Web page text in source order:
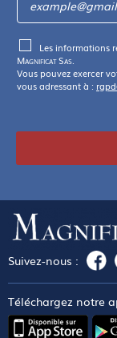
Les informations
Magnificat Sas
Vous pouvez exercer
vous adressant à :
Suivez-nous :
Téléchargez notre